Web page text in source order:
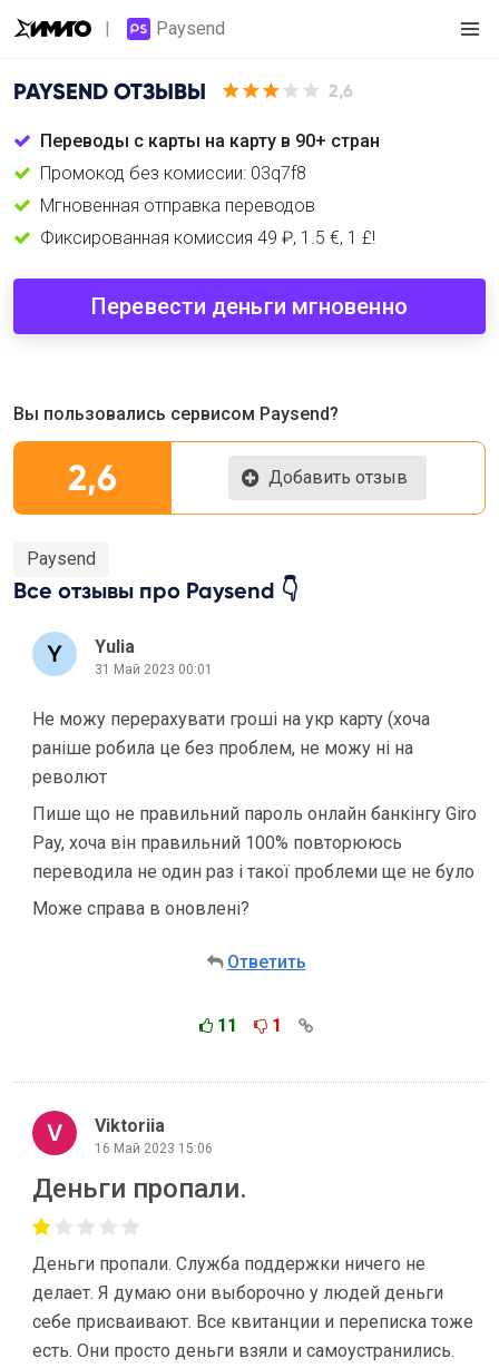
Paysend
PAYSEND ОТЗЫВЫ 2,6
Переводы с карты на карту в 90+ стран
Промокод без комиссии: 03q7f8
Мгновенная отправка переводов
Фиксированная комиссия 49 ₽, 1.5 €, 1 £!
Перевести деньги мгновенно
Вы пользовались сервисом Paysend?
2,6 Добавить отзыв
Paysend
Все отзывы про Paysend 👇
Yulia
31 Май 2023 00:01
Не можу перерахувати гроші на укр карту (хоча
раніше робила це без проблем, не можу ні на
револют
Пише що не правильний пароль онлайн банкінгу Giro
Pay, хоча він правильний 100% повторююсь
переводила не один раз і такої проблеми ще не було
Може справа в оновлені?
Ответить
11 1
Viktoriia
16 Май 2023 15:06
Деньги пропали.
Деньги пропали. Служба поддержки ничего не
делает. Я думаю они выборочно у людей деньги
себе присваивают. Все квитанции и переписка тоже
есть. Они просто деньги взяли и самоустранились.